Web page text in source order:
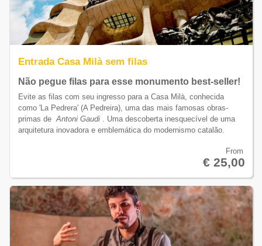
Entrada Casa Milà sem filas
Não pegue filas para esse monumento best-seller!
Evite as filas com seu ingresso para a Casa Milà, conhecida
como 'La Pedrera' (A Pedreira), uma das mais famosas obras-
primas de Antoni Gaudi
. Uma descoberta inesquecível de uma
arquitetura inovadora e emblemática do modernismo catalão.
From
€ 25,00